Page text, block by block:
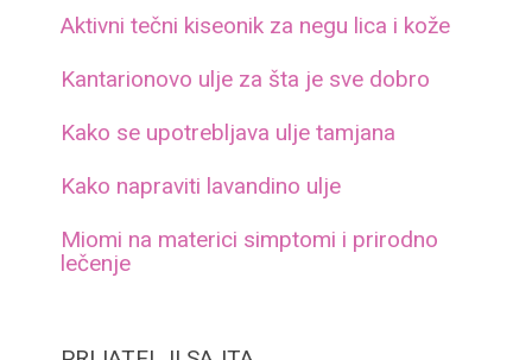
Aktivni tečni kiseonik za negu lica i kože
Kantarionovo ulje za šta je sve dobro
Kako se upotrebljava ulje tamjana
Kako napraviti lavandino ulje
Miomi na materici simptomi i prirodno
lečenje